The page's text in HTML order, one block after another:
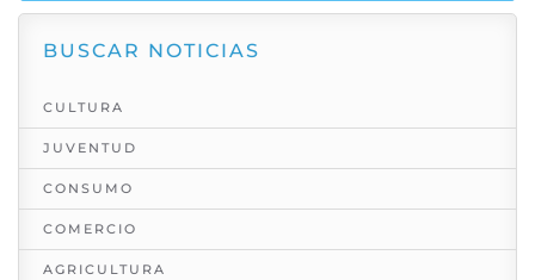
BUSCAR NOTICIAS
CULTURA
JUVENTUD
CONSUMO
COMERCIO
AGRICULTURA